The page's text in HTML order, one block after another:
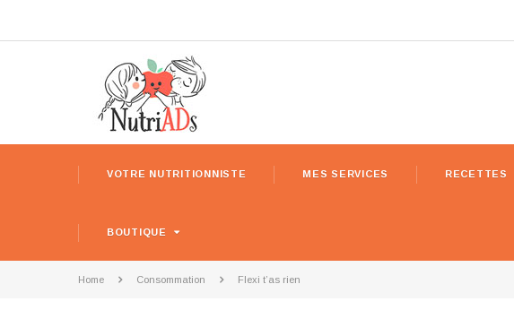
VOTRE NUTRITIONNISTE MES SERVICES RECETTES
BOUTIQUE
Home Consommation Flexi t’as rien